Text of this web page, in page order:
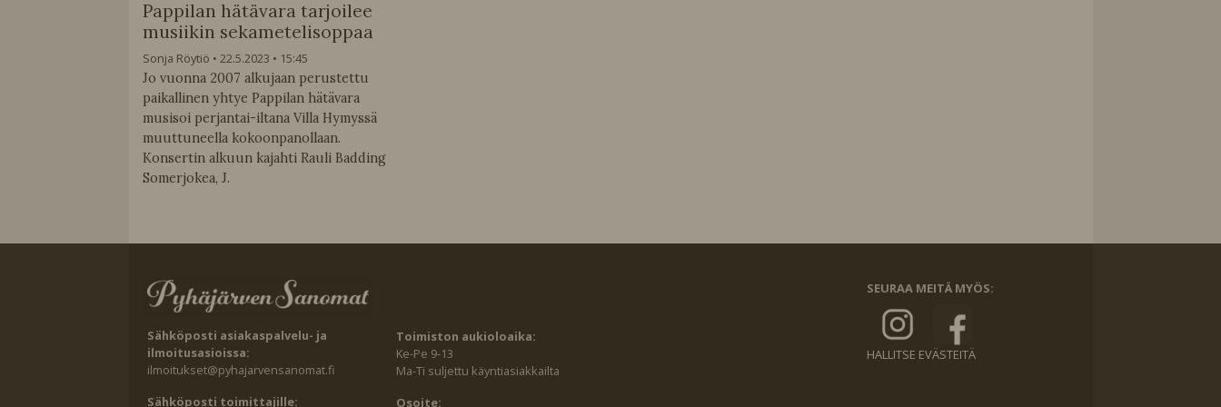
Pappilan hätävara tarjoilee
musiikin sekametelisoppaa
Sonja Röytiö 22.5.2023
15:45
Jo vuonna 2007 alkujaan perustettu
paikallinen yhtye Pappilan hätävara
musisoi perjantai-iltana Villa Hymyssä
muuttuneella kokoonpanollaan.
Konsertin alkuun kajahti Rauli Badding
Somerjokea, J.
Sähköposti asiakaspalvelu- ja
ilmoitusasioissa:
ilmoitukset@pyhajarvensanomat.fi
Sähköposti toimittajille:
Toimiston aukioloaika:
Ke-Pe 9-13
Ma-Ti suljettu käyntiasiakkailta
Osoite:
SEURAA MEITÄ MYÖS:
HALLITSE EVÄSTEITÄ